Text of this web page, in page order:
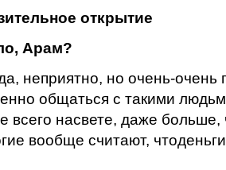
открытие
Арам?
неприятно, но очень-очень
общаться с такими
всего насвете, даже
вообще считают,